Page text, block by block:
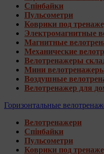
Спінбайки
Пульсометри
Коврики под
Электромагнитные
Магнитные
Механические
Велотренажеры
Мини
Воздушные
Велотренажер для
Горизонтальные
Велотренажери
Спінбайки
Пульсометри
Коврики под